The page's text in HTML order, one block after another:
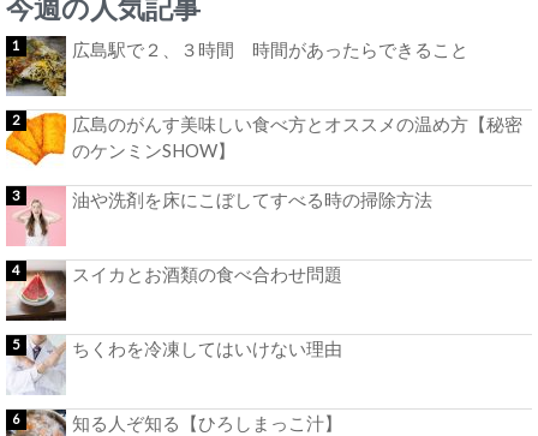
今週の人気記事
広島駅で２、３時間 時間があったらできること
広島のがんす美味しい食べ方とオススメの温め方【秘密
のケンミンSHOW】
油や洗剤を床にこぼしてすべる時の掃除方法
スイカとお酒類の食べ合わせ問題
ちくわを冷凍してはいけない理由
知る人ぞ知る【ひろしまっこ汁】